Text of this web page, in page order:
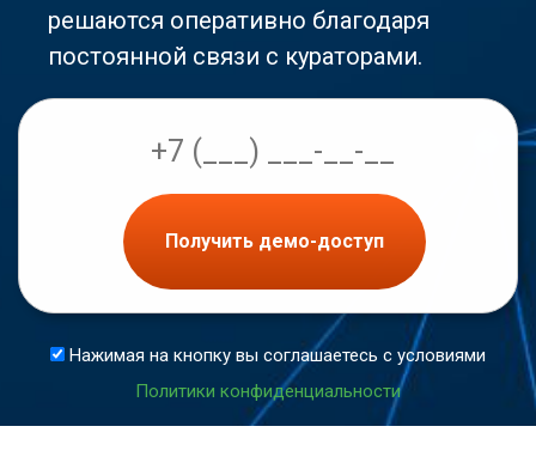
решаются оперативно благодаря
постоянной связи с кураторами.
Получить демо-доступ
Нажимая на кнопку вы соглашаетесь с условиями
Политики конфиденциальности